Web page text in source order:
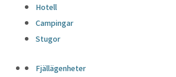
Hotell
Campingar
Stugor
Fjällägenheter